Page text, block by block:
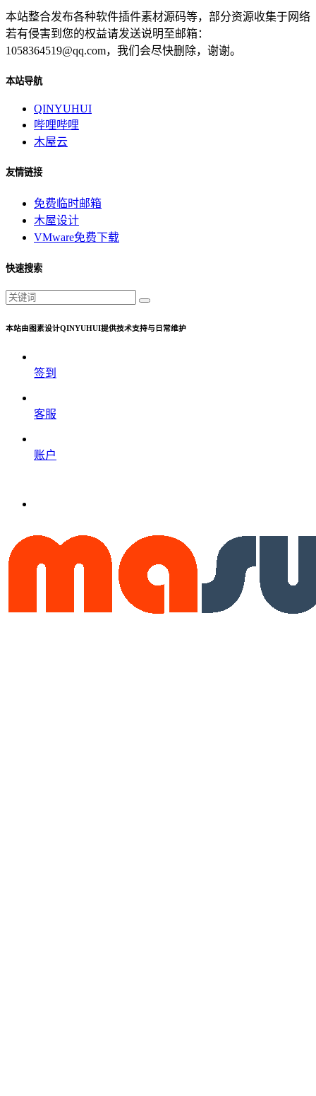
本站整合发布各种软件插件素材源码等，部分资源收集于网络
若有侵害到您的权益请发送说明至邮箱：
1058364519@qq.com，我们会尽快删除，谢谢。
本站导航
QINYUHUI
哔哩哔哩
木屋云
友情链接
免费临时邮箱
木屋设计
VMware免费下载
快速搜索
本站由图素设计QINYUHUI提供技术支持与日常维护
签到
客服
账户